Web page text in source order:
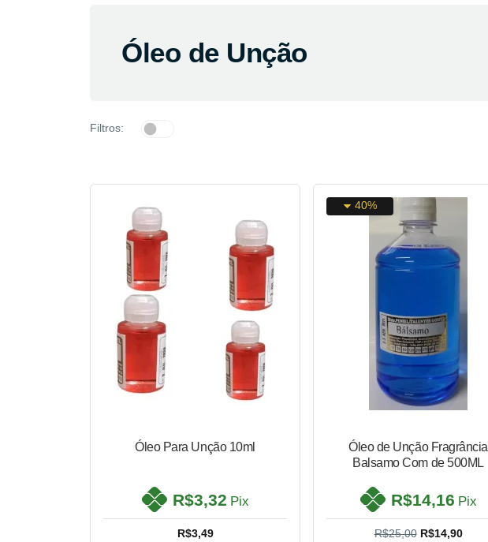
Óleo de Unção
Filtros:
Óleo Para Unção 10ml
R$3,32 Pix
R$3,49
40%
Óleo de Unção Fragrância
Balsamo Com de 500ML
R$14,16 Pix
R$25,00 R$14,90